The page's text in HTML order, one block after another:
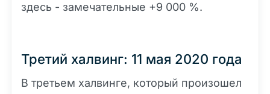
здесь - замечательные +9 000 %.
Третий халвинг: 11 мая 2020 года
В третьем халвинге, который произошел